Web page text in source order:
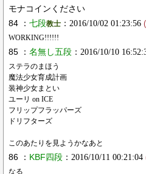
モナコインください
84 ： ‌‌七段教士 ：2016/10/02 01:23:56
WORKING!!!!!!
85 ： 名無し五段 ：2016/10/10
ステラのまほう
魔法少女育成計画
装神少女まとい
ユーリ on ICE
フリップフラッパーズ
ドリフターズ
このあたりを見ようかなあと
86 ： KBF四段 ：2016/10/11 00:21:04
なる